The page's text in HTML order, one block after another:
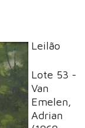
Leilão
Lote 53 -
Van
Emelen,
Adrian